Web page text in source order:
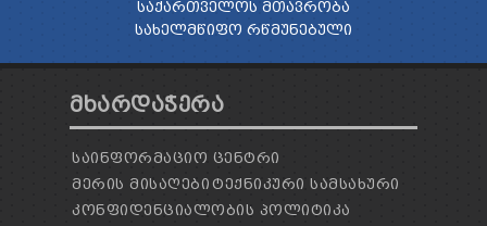
ᲡᲐᲥᲐᲠᲗᲕᲔᲚᲝᲡ ᲛᲗᲐᲕᲠᲝᲑᲐ
ᲡᲐᲮᲔᲚᲛᲬᲘᲤᲝ ᲠᲬᲛᲣᲜᲔᲑᲣᲚᲘ
ᲛᲮᲐᲠᲓᲐᲭᲔᲠᲐ
ᲡᲐᲘᲜᲤᲝᲠᲛᲐᲪᲘᲝ ᲪᲔᲜᲢᲠᲘ
ᲛᲔᲠᲘᲡ ᲛᲘᲡᲐᲦᲔᲑᲘᲢᲔᲥᲜᲘᲙᲣᲠᲘ ᲡᲐᲛᲡᲐᲮᲣᲠᲘ
ᲙᲝᲜᲤᲘᲓᲔᲜᲪᲘᲐᲚᲝᲑᲘᲡ ᲞᲝᲚᲘᲢᲘᲙᲐ